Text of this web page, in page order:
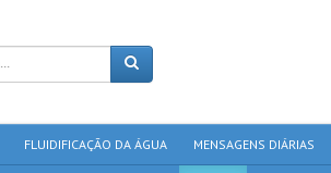
FLUIDIFICAÇÃO DA ÁGUA MENSAGENS DIÁRIAS